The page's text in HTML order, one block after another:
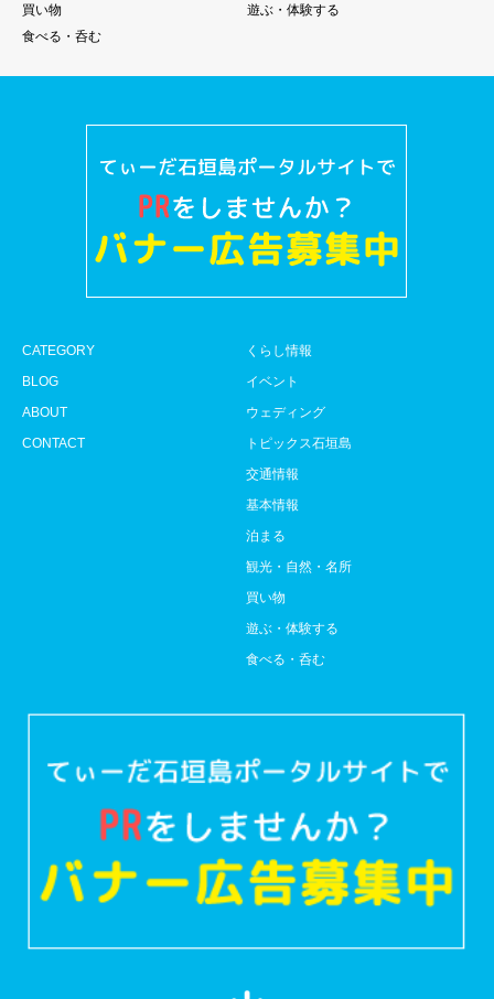
買い物
遊ぶ・体験する
食べる・呑む
CATEGORY
BLOG
ABOUT
CONTACT
くらし情報
イベント
ウェディング
トピックス石垣島
交通情報
基本情報
泊まる
観光・自然・名所
買い物
遊ぶ・体験する
食べる・呑む